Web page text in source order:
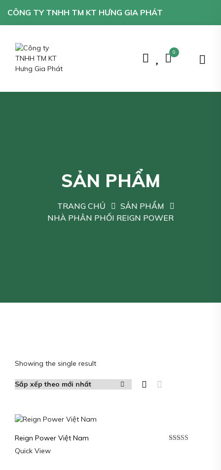
CÔNG TY TNHH TM KT HƯNG GIA PHÁT
0
SẢN PHẨM
TRANG CHỦ
SẢN PHẨM
NHÀ PHÂN PHỐI REIGN POWER
Showing the single result
Reign Power Việt Nam
Quick View